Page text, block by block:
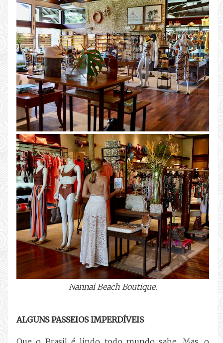
Nannai Beach Boutique.
ALGUNS PASSEIOS IMPERDÍVEIS